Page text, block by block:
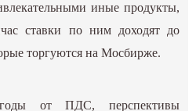
иные продукты,
ставки по ним доходят до
торгуются на Мосбирже.
от ПДС, перспективы